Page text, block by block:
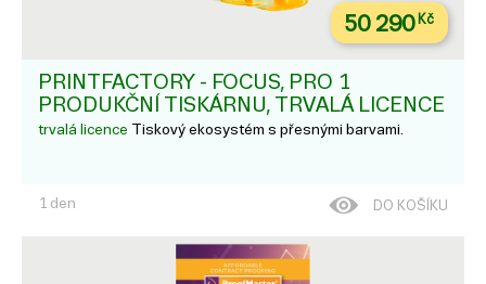
50 290Kč
PRINTFACTORY - FOCUS, PRO 1
PRODUKČNÍ TISKÁRNU, TRVALÁ LICENCE
trvalá licence Tiskový ekosystém s přesnými barvami.
1 den DO KOŠÍKU